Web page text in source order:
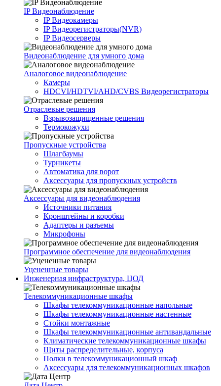
IP Видеонаблюдение
IP Видеокамеры
IP Видеорегистраторы(NVR)
IP Видеосерверы
Видеонаблюдение для умного дома
Аналоговое видеонаблюдение
Камеры
HDCVI/HDTVI/AHD/CVBS Видеорегистраторы
Отраслевые решения
Взрывозащищенные решения
Термокожухи
Пропускные устройства
Шлагбаумы
Турникеты
Автоматика для ворот
Аксессуары для пропускных устройств
Аксессуары для видеонаблюдения
Источники питания
Кронштейны и коробки
Адаптеры и разъемы
Микрофоны
Программное обеспечение для видеонаблюдения
Уцененные товары
Инженерная инфраструктура, ЦОД
Телекоммуникационные шкафы
Шкафы телекоммуникационные напольные
Шкафы телекоммуникационные настенные
Стойки монтажные
Шкафы телекоммуникационные антивандальные
Климатические телекоммуникационные шкафы
Щиты распределительные, корпуса
Полки в телекоммуникационный шкаф
Аксессуары для телекоммуникационных шкафов